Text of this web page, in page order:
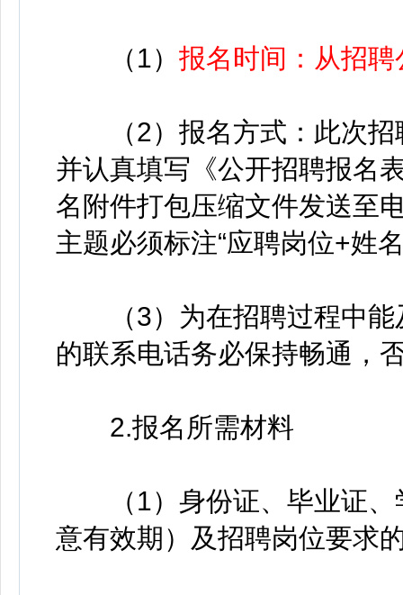
（1） 报名时间：从招
（2）报名方式：此次招
并认真填写《公开招聘报名
名附件打包压缩文件发送至
主题必须标注“应聘岗位+姓
（3）为在招聘过程中能
的联系电话务必保持畅通，
2.报名所需材料
（1）身份证、毕业证、
意有效期）及招聘岗位要求